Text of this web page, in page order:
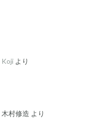
Koji より
木村修造 より